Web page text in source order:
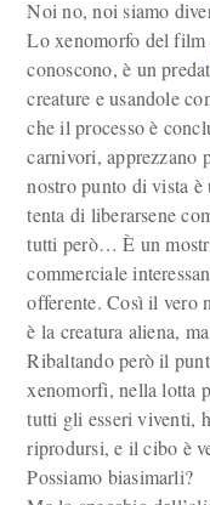
Noi no, noi siamo
Lo xenomorfo del film
conoscono, è un
creature e usandole
che il processo è
carnivori, apprezzano
nostro punto di vista
tenta di liberarsene
tutti però… È un
commerciale
offerente. Così il vero
è la creatura aliena,
Ribaltando però il
xenomorfi, nella lotta
tutti gli esseri viventi,
riprodursi, e il cibo è
Possiamo biasimarli?